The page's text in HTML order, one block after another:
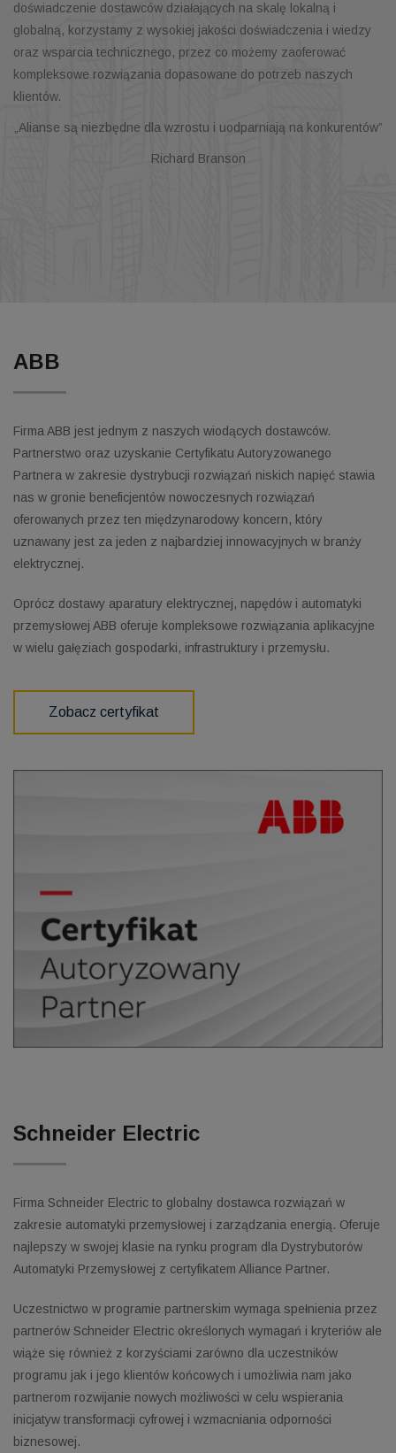
doświadczenie dostawców działających na skalę lokalną i
globalną, korzystamy z wysokiej jakości doświadczenia i wiedzy
oraz wsparcia technicznego, przez co możemy zaoferować
kompleksowe rozwiązania dopasowane do potrzeb naszych
klientów.
„Alianse są niezbędne dla wzrostu i uodparniają na konkurentów”
Richard Branson
ABB
Firma ABB jest jednym z naszych wiodących dostawców.
Partnerstwo oraz uzyskanie Certyfikatu Autoryzowanego
Partnera w zakresie dystrybucji rozwiązań niskich napięć stawia
nas w gronie beneficjentów nowoczesnych rozwiązań
oferowanych przez ten międzynarodowy koncern, który
uznawany jest za jeden z najbardziej innowacyjnych w branży
elektrycznej.
Oprócz dostawy aparatury elektrycznej, napędów i automatyki
przemysłowej ABB oferuje kompleksowe rozwiązania aplikacyjne
w wielu gałęziach gospodarki, infrastruktury i przemysłu.
Zobacz certyfikat
Schneider Electric
Firma Schneider Electric to globalny dostawca rozwiązań w
zakresie automatyki przemysłowej i zarządzania energią. Oferuje
najlepszy w swojej klasie na rynku program dla Dystrybutorów
Automatyki Przemysłowej z certyfikatem Alliance Partner.
Uczestnictwo w programie partnerskim wymaga spełnienia przez
partnerów Schneider Electric określonych wymagań i kryteriów ale
wiąże się również z korzyściami zarówno dla uczestników
programu jak i jego klientów końcowych i umożliwia nam jako
partnerom rozwijanie nowych możliwości w celu wspierania
inicjatyw transformacji cyfrowej i wzmacniania odporności
biznesowej.